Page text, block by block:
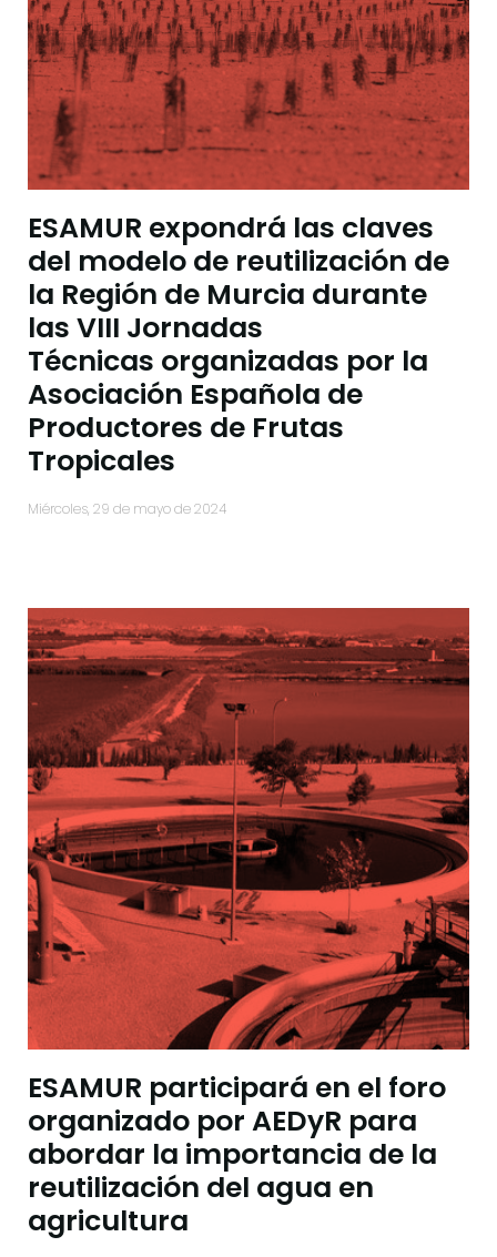
ESAMUR expondrá las claves
del modelo de reutilización de
la Región de Murcia durante
las VIII Jornadas
Técnicas organizadas por la
Asociación Española de
Productores de Frutas
Tropicales
miércoles, 29 de mayo de 2024
ESAMUR participará en el foro
organizado por AEDyR para
abordar la importancia de la
reutilización del agua en
agricultura